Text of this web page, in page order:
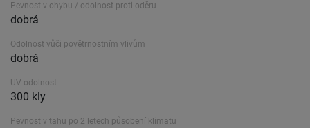
Pevnost v ohybu / odolnost proti oděru
dobrá
Odolnost vůči povětrnostním vlivům
dobrá
UV-odolnost
300 kly
Pevnost v tahu po 2 letech působení klimatu